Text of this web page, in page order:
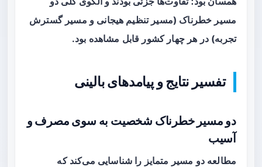
مسیر خطرناک (مسیر تنظیم هیجانی و مسیر گسترش
تجربه) در هر چهار کشور قابل مشاهده بود.
تفسیر نتایج و پیامدهای بالینی
دو مسیر خطرناک شخصیت به سوی مصرف و
آسیب
مطالعه دو مسیر متمایز را شناسایی می‌کند که